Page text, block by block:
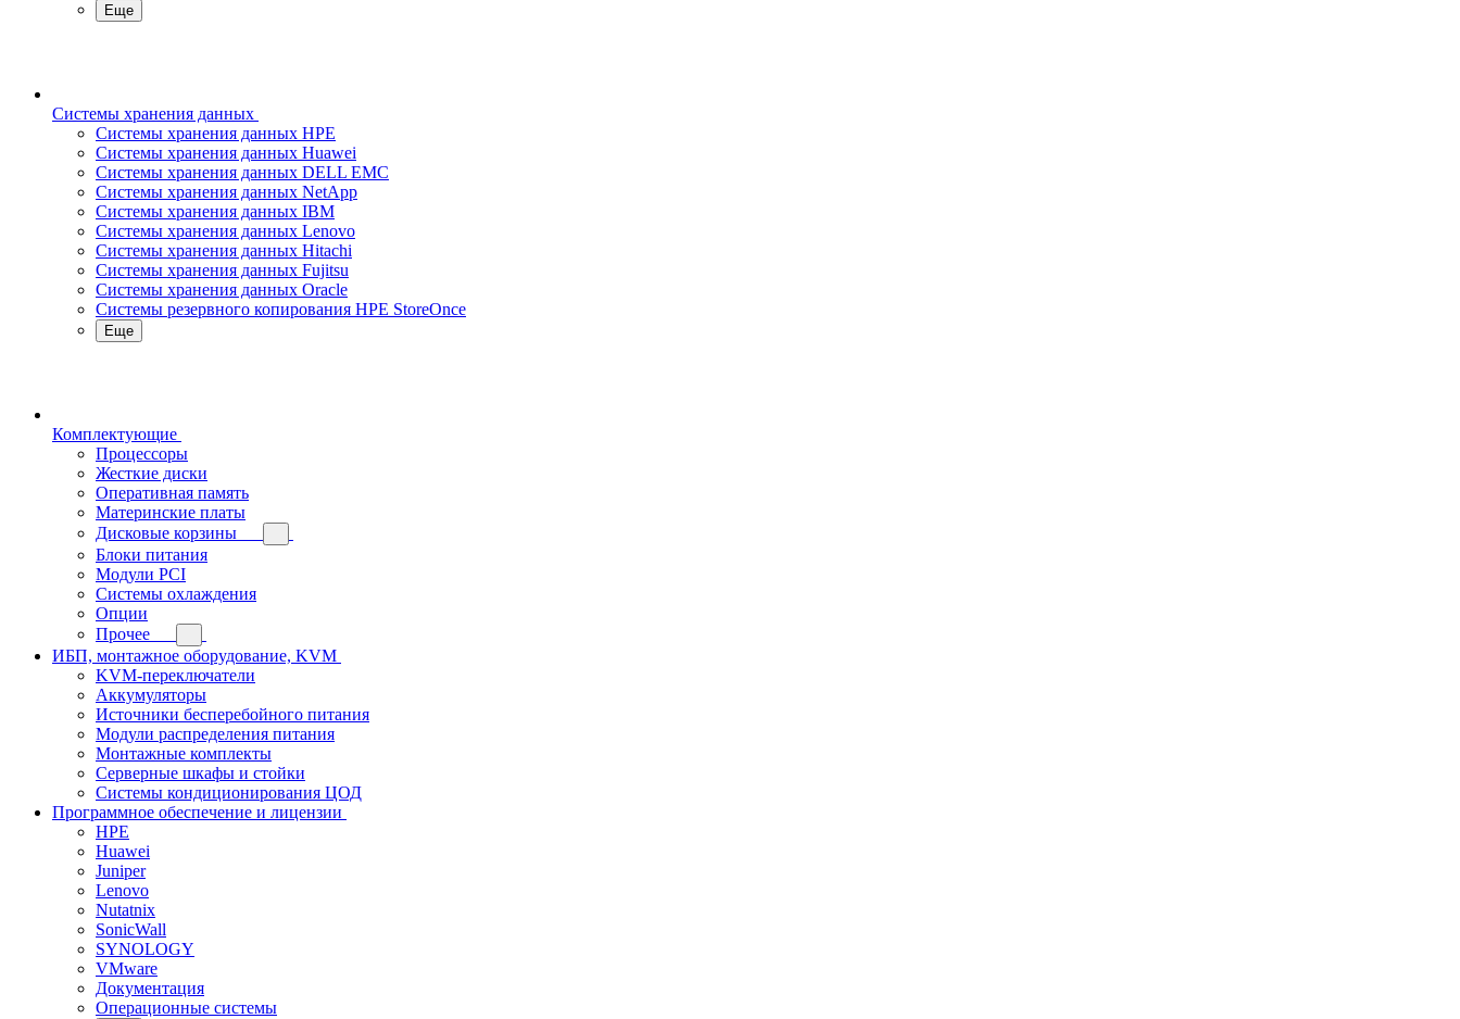
Еще
Системы хранения данных
Системы хранения данных HPE
Системы хранения данных Huawei
Системы хранения данных DELL EMC
Cистемы хранения данных NetApp
Системы хранения данных IBM
Системы хранения данных Lenovo
Системы хранения данных Hitachi
Системы хранения данных Fujitsu
Системы хранения данных Oracle
Системы резервного копирования HPE StoreOnce
Еще
Комплектующие
Процессоры
Жесткие диски
Оперативная память
Материнские платы
Дисковые корзины
Блоки питания
Модули PCI
Системы охлаждения
Опции
Прочее
ИБП, монтажное оборудование, KVM
KVM-переключатели
Аккумуляторы
Источники бесперебойного питания
Модули распределения питания
Монтажные комплекты
Серверные шкафы и стойки
Системы кондиционирования ЦОД
Программное обеспечение и лицензии
HPE
Huawei
Juniper
Lenovo
Nutatnix
SonicWall
SYNOLOGY
VMware
Документация
Операционные системы